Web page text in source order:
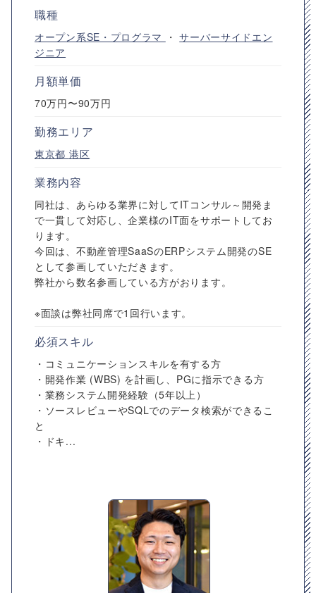
職種
オープン系SE・プログラマ ・サーバーサイドエン
ジニア
月額単価
70万円〜90万円
勤務エリア
東京都 港区
業務内容
同社は、あらゆる業界に対してITコンサル～開発ま
で一貫して対応し、企業様のIT面をサポートしてお
ります。
今回は、不動産管理SaaSのERPシステム開発のSE
として参画していただきます。
弊社から数名参画している方がおります。
※面談は弊社同席で1回行います。
必須スキル
・コミュニケーションスキルを有する方
・開発作業 (WBS) を計画し、PGに指示できる方
・業務システム開発経験（5年以上）
・ソースレビューやSQLでのデータ検索ができるこ
と
・ドキ...